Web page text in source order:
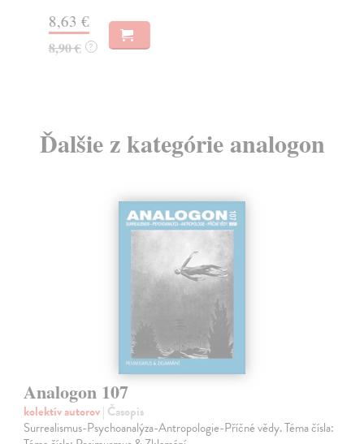
8,63 €
8,90 € ?
Ďalšie z kategórie analogon
Analogon 107
kolektív autorov| Časopis
Surrealismus-Psychoanalýza-Antropologie-Příčné vědy. Téma čísla: